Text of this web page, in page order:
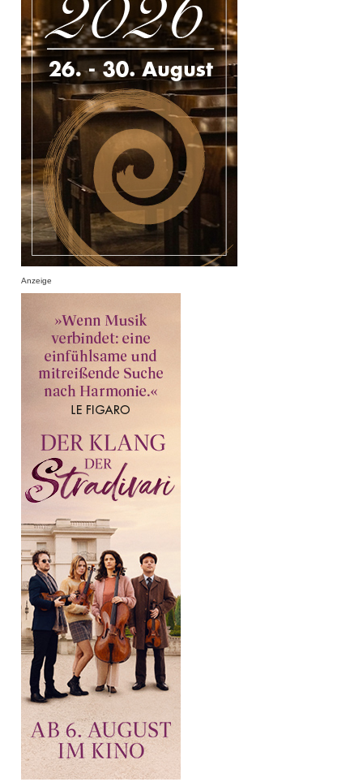
Anzeige